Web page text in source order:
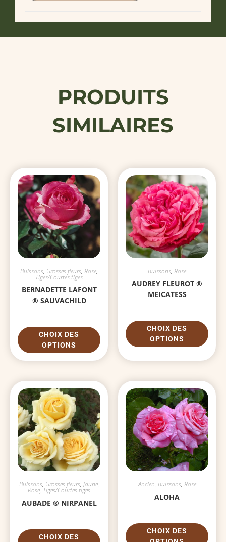
PRODUITS
SIMILAIRES
Buissons, Grosses fleurs, Rose,
Tiges/Courtes tiges
BERNADETTE LAFONT
® SAUVACHILD
CHOIX DES
OPTIONS
Buissons, Rose
AUDREY FLEUROT ®
MEICATESS
CHOIX DES
OPTIONS
Buissons, Grosses fleurs, Jaune,
Rose,Tiges/Courtes tiges
AUBADE ® NIRPANEL
CHOIX DES
Ancien, Buissons, Rose
ALOHA
CHOIX DES